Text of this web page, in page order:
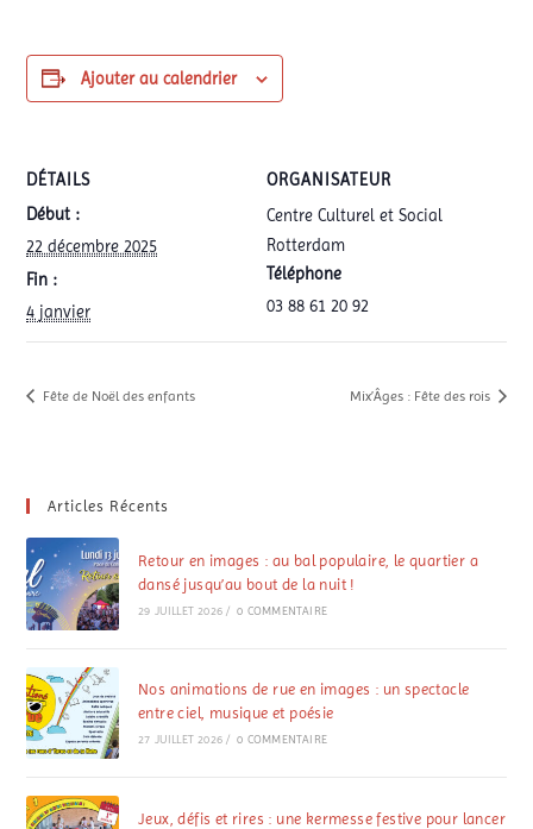
Ajouter au calendrier
DÉTAILS
Début :
22 décembre 2025
Fin :
4 janvier
ORGANISATEUR
Centre Culturel et Social
Rotterdam
Téléphone
03 88 61 20 92
Fête de Noël des enfants Mix’Âges : Fête des rois
Articles Récents
Retour en images : au bal populaire, le quartier a
dansé jusqu’au bout de la nuit !
29 JUILLET 2026 / 0 COMMENTAIRE
Nos animations de rue en images : un spectacle
entre ciel, musique et poésie
27 JUILLET 2026 / 0 COMMENTAIRE
Jeux, défis et rires : une kermesse festive pour lancer